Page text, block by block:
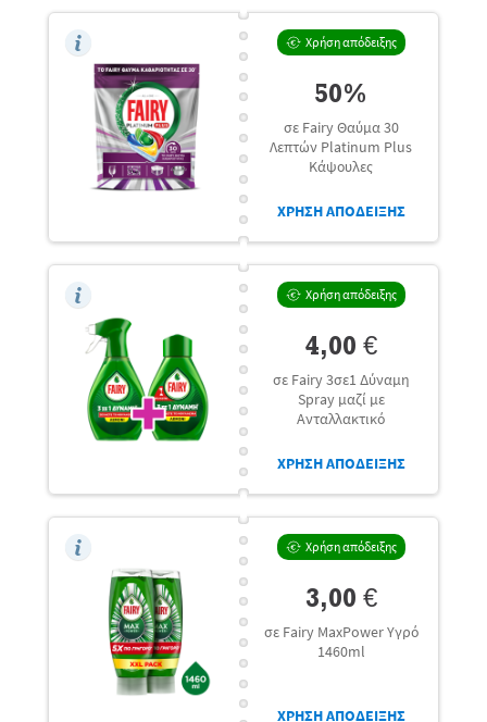
Χρήση απόδειξης
50%
σε Fairy Θαύμα 30
Λεπτών Platinum Plus
Κάψουλες
ΧΡΗΣΗ ΑΠΟΔΕΙΞΗΣ
Χρήση απόδειξης
4,00 €
σε Fairy 3σε1 Δύναμη
Spray μαζί με
Ανταλλακτικό
ΧΡΗΣΗ ΑΠΟΔΕΙΞΗΣ
Χρήση απόδειξης
3,00 €
σε Fairy MaxPower Υγρό
1460ml
ΧΡΗΣΗ ΑΠΟΔΕΙΞΗΣ